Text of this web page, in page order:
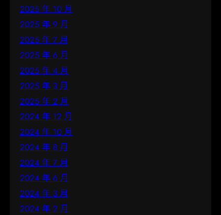
2025 年 10 月
2025 年 9 月
2025 年 7 月
2025 年 6 月
2025 年 4 月
2025 年 3 月
2025 年 2 月
2024 年 12 月
2024 年 10 月
2024 年 8 月
2024 年 7 月
2024 年 6 月
2024 年 3 月
2024 年 2 月